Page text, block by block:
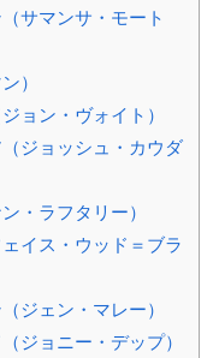
サマンサ・モート
）
ョン・ヴォイト）
ジョッシュ・カウダ
・ラフタリー）
イス・ウッド＝ブラ
ジェン・マレー）
ジョニー・デップ）